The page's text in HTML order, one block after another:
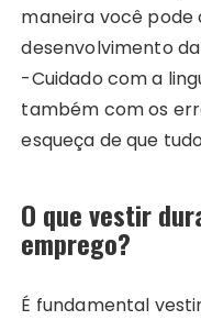
maneira você
desenvolvimento
-Cuidado com a
também com os
esqueça de que
O que vestir
emprego?
É fundamental